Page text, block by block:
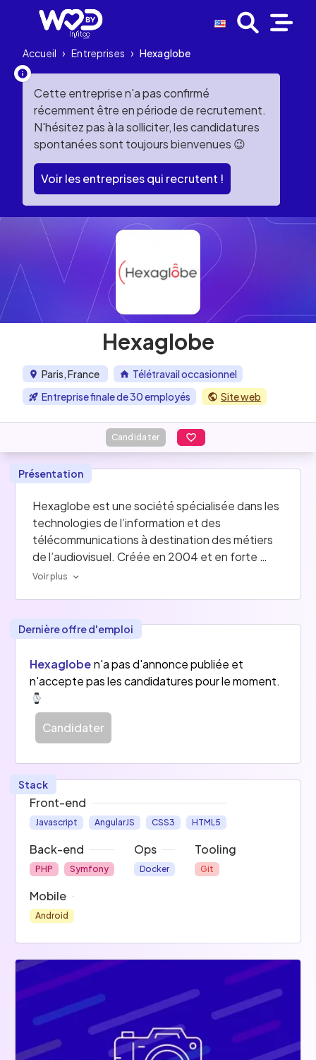
Accueil › Entreprises › Hexaglobe
Cette entreprise n'a pas confirmé
récemment être en période de recrutement.
N'hésitez pas à la solliciter, les candidatures
spontanées sont toujours bienvenues 😉
Voir les entreprises qui recrutent !
Hexaglobe
Paris, France
Télétravail occasionnel
Entreprise finale de 30 employés
Site web
Candidater
Présentation
Hexaglobe est une société spécialisée dans les
technologies de l’information et des
télécommunications à destination des métiers
de l’audiovisuel. Créée en 2004 et en forte
croissance, Hexaglobe offre une forte
Hexaglobe dispose d’une plateforme de
gestion et diffusion de vidéo en ligne nommée
Hexa-Vidéo utilisée par des clients finaux,
cumulant plusieurs millions de visiteurs uniques
par jour. Nos missions nous amènent à participer
à la révolution des modes de consommation des
médias.
Voir plus
Dernière offre d'emploi
Hexaglobe n'a pas d'annonce publiée et
n'accepte pas les candidatures pour le moment.
Candidater
Stack
Front-end
Javascript AngularJS CSS3 HTML5
Back-end
PHP Symfony
Ops
Docker
Tooling
Git
Mobile
Android